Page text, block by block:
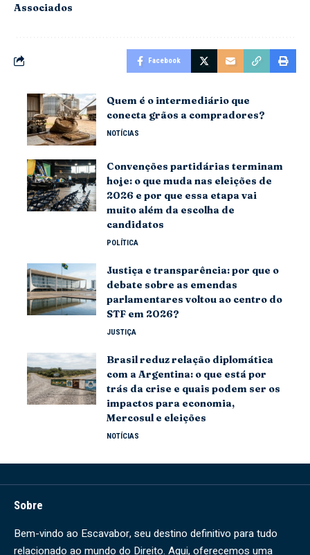
Associados
Facebook
Quem é o intermediário que
conecta grãos a compradores?
NOTÍCIAS
Convenções partidárias terminam
hoje: o que muda nas eleições de
2026 e por que essa etapa vai
muito além da escolha de
candidatos
POLÍTICA
Justiça e transparência: por que o
debate sobre as emendas
parlamentares voltou ao centro do
STF em 2026?
JUSTIÇA
Brasil reduz relação diplomática
com a Argentina: o que está por
trás da crise e quais podem ser os
impactos para economia,
Mercosul e eleições
NOTÍCIAS
Sobre
Bem-vindo ao Escavabor, seu destino definitivo para tudo
relacionado ao mundo do Direito. Aqui, oferecemos uma